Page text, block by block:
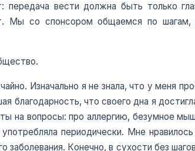
вести должна быть только
Мы со спонсором общаемся по
Изначально я не знала, что у меня
благодарность, что своего дна я
на вопросы: про аллергию, безумное
периодически. Мне
заболевания. Конечно, в сухости без